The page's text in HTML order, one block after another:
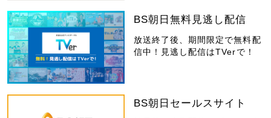
BS朝日無料見逃し配信
放送終了後、期間限定で無料配
信中！見逃し配信はTVerで！
BS朝日セールスサイト